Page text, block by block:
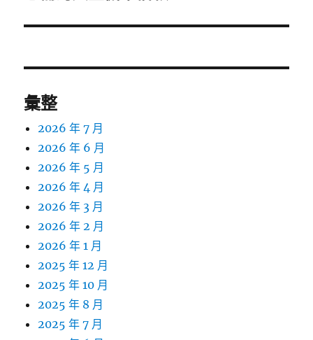
文
彙整
2026 年 7 月
2026 年 6 月
2026 年 5 月
2026 年 4 月
2026 年 3 月
2026 年 2 月
2026 年 1 月
2025 年 12 月
2025 年 10 月
2025 年 8 月
2025 年 7 月